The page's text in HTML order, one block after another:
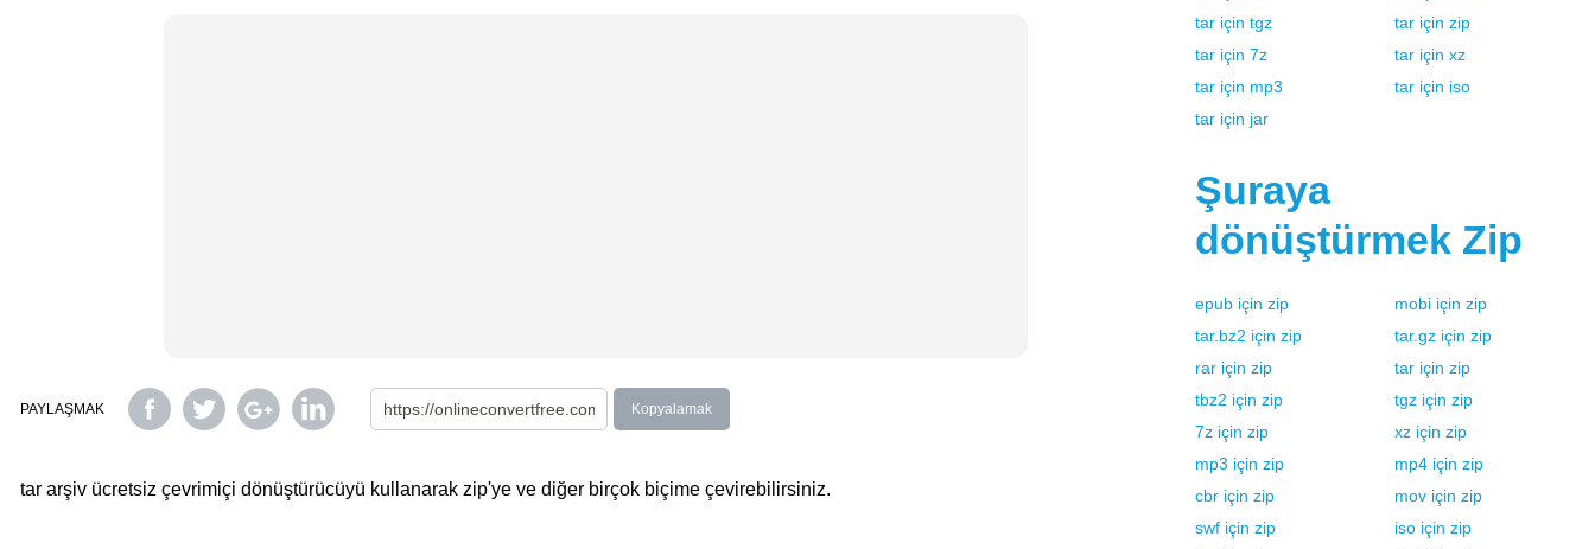
PAYLAŞMAK Kopyalamak
tar arşiv ücretsiz çevrimiçi dönüştürücüyü kullanarak zip'ye ve diğer birçok biçime çevirebilirsiniz.
tar için tgz tar için zip
tar için 7z tar için xz
tar için mp3 tar için iso
tar için jar
Şuraya
dönüştürmek Zip
epub için zip mobi için zip
tar.bz2 için zip tar.gz için zip
rar için zip tar için zip
tbz2 için zip tgz için zip
7z için zip xz için zip
mp3 için zip mp4 için zip
cbr için zip mov için zip
swf için zip iso için zip